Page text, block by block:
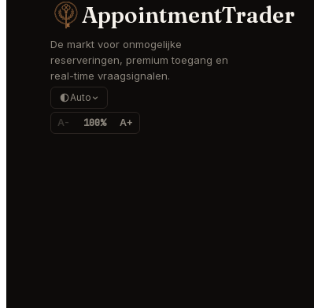
AppointmentTrader
De markt voor onmogelijke
reserveringen, premium toegang en
real-time vraagsignalen.
Auto
A- 100% A+